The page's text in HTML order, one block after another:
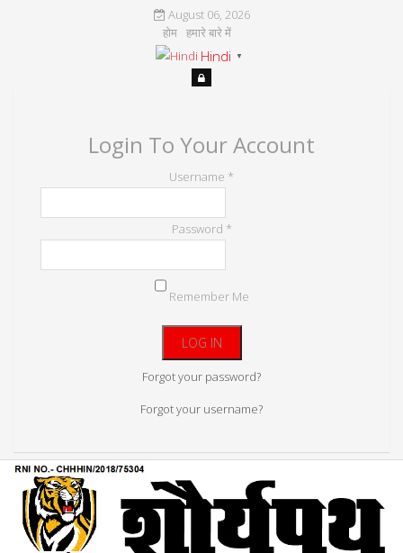
August 06, 2026
होम हमारे बारे में
Hindi ▼
Login To Your Account
Username *
Password *
Remember Me
Forgot your password?
Forgot your username?